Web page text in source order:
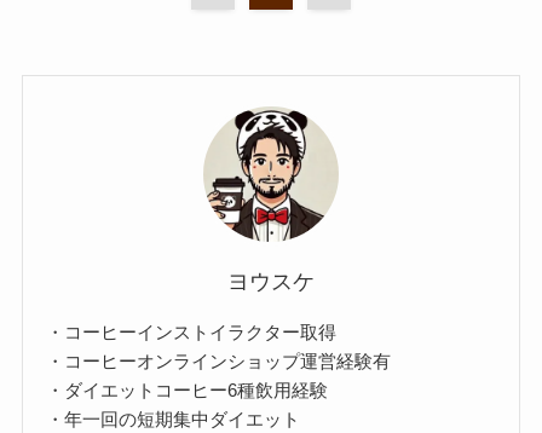
ヨウスケ
・コーヒーインストイラクター取得
・コーヒーオンラインショップ運営経験有
・ダイエットコーヒー6種飲用経験
・年一回の短期集中ダイエット